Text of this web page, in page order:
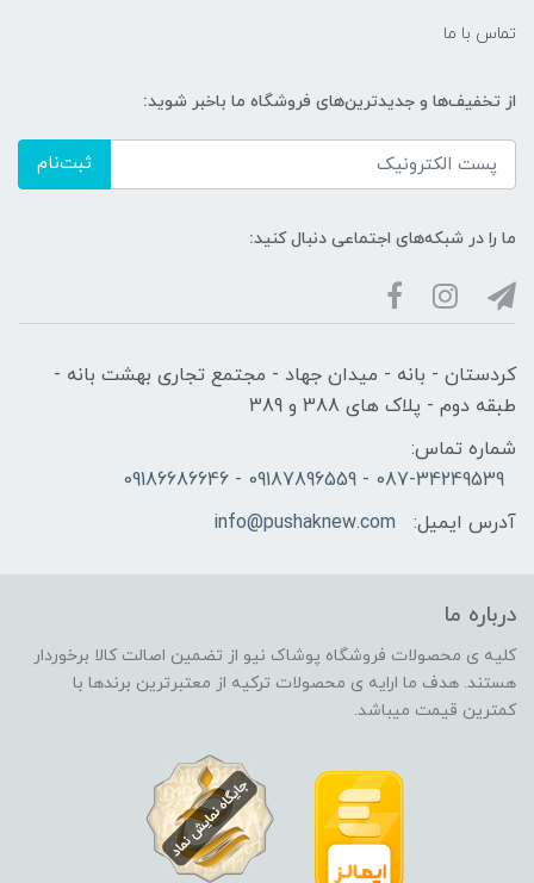
تماس با ما
از تخفیف‌ها و جدیدترین‌های فروشگاه ما باخبر شوید:
ثبت‌نام
ما را در شبکه‌های اجتماعی دنبال کنید:
کردستان - بانه - میدان جهاد - مجتمع تجاری بهشت بانه -
طبقه دوم - پلاک های 388 و 389
شماره تماس:
087-34249539 - 09187896559 - 09186686646
آدرس ایمیل:
info@pushaknew.com
درباره ما
کلیه ی محصولات فروشگاه پوشاک نیو از تضمین اصالت کالا برخوردار
هستند. هدف ما ارایه ی محصولات ترکیه از معتبرترین برندها با
کمترین قیمت میباشد.